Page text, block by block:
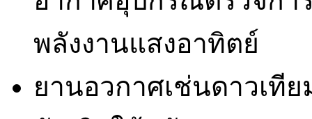
พลังงานแสงอาทิตย์
ยานอวกาศเช่นดาวเที